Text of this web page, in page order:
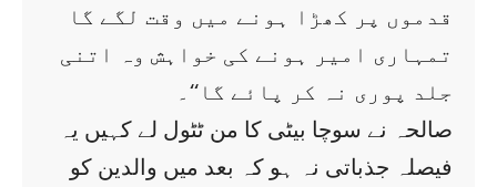
قدموں پر کھڑا ہونے میں وقت لگے گا
تمہاری امیر ہونے کی خواہش وہ اتنی
جلد پوری نہ کر پائے گا‘‘۔
صالحہ نے سوچا بیٹی کا من ٹٹول لے کہیں یہ
فیصلہ جذباتی نہ ہو کہ بعد میں والدین کو